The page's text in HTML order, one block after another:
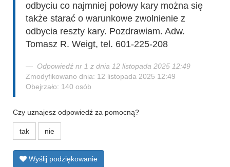
odbyciu co najmniej połowy kary można się
także starać o warunkowe zwolnienie z
odbycia reszty kary. Pozdrawiam. Adw.
Tomasz R. Weigt, tel. 601-225-208
Odpowiedź nr 1 z dnia 12 listopada 2025 12:49
Zmodyfikowano dnia: 12 listopada 2025 12:49
Obejrzało: 140 osób
Czy uznajesz odpowiedź za pomocną?
tak nie
Wyślij podziękowanie